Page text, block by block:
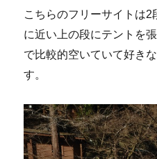
こちらのフリーサイトは2
に近い上の段にテントを
で比較的空いていて好き
す。